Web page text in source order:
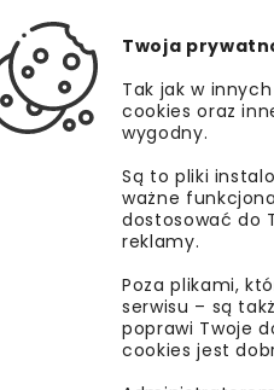
Twoja
Tak jak w
cookies oraz
wygodny.
Są to pliki
ważne
dostosować do
reklamy.
Poza plikami,
serwisu – są
poprawi Twoje
cookies jest